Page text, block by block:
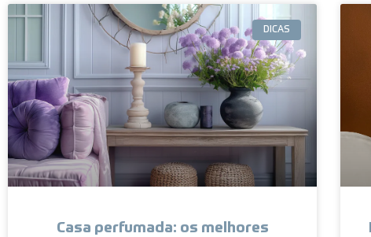
DICAS
Casa perfumada: os melhores